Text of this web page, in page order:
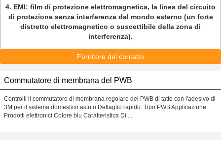
4. EMI: film di protezione elettromagnetica, la linea del circuito
di protezione senza interferenza dal mondo esterno (un forte
distretto elettromagnetico o suscettibile della zona di
interferenza).
Fornitore del contatto
Commutatore di membrana del PWB
Controlli il commutatore di membrana regolare del PWB di tatto con l'adesivo di
3M per il sistema domestico astuto Dettaglio rapido: Tipo PWB Applicazione
Prodotti elettronici Colore blu Caratteristica Di ...